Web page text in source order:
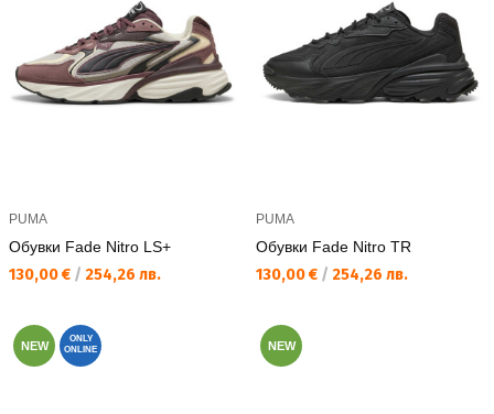
PUMA
Обувки Fade Nitro LS+
Текуща цена:
130,00 € / 254,26 лв.
PUMA
Обувки Fade Nitro TR
Текуща цена:
130,00 € / 254,26 лв.
NEW
ONLY
ONLINE
NEW